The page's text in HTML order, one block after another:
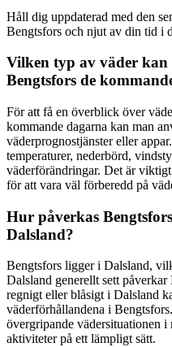
Håll dig uppdaterad med den
Bengtsfors och njut av din tid i
Vilken typ av väder
Bengtsfors de
För att få en överblick över
kommande dagarna kan man
väderprognostjänster eller
temperaturer, nederbörd,
väderförändringar. Det är
för att vara väl förberedd på
Hur påverkas
Dalsland?
Bengtsfors ligger i Dalsland,
Dalsland generellt sett
regnigt eller blåsigt i Dalsland
väderförhållandena i
övergripande vädersituationen
aktiviteter på ett lämpligt sätt.